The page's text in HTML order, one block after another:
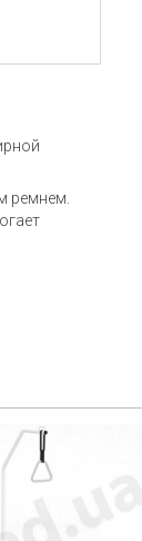
ремнем.